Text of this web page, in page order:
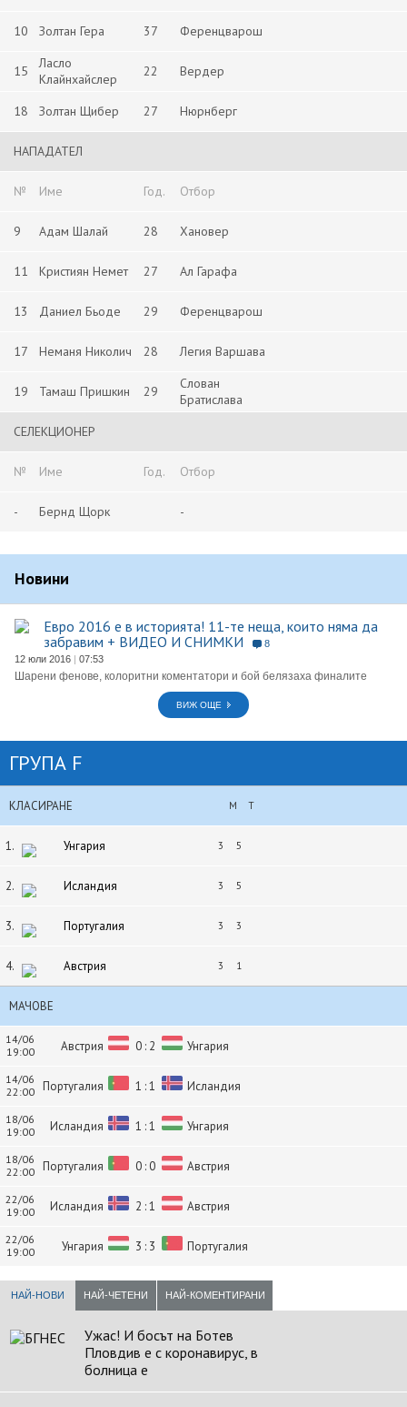
10 Золтан Гера 37 Ференцварош
15
Ласло
Клайнхайслер
22 Вердер
18 Золтан Щибер 27 Нюрнберг
НАПАДАТЕЛ
№ Име Год. Отбор
9 Адам Шалай 28 Хановер
11 Кристиян Немет 27 Ал Гарафа
13 Даниел Бьоде 29 Ференцварош
17 Неманя Николич 28 Легия Варшава
19 Тамаш Пришкин 29
Слован
Братислава
СЕЛЕКЦИОНЕР
№ Име Год. Отбор
- Бернд Щорк -
Новини
Евро 2016 е в историята! 11-те неща, които няма да
забравим + ВИДЕО И СНИМКИ
8
12 юли 2016 | 07:53
Шарени фенове, колоритни коментатори и бой белязаха финалите
ВИЖ ОЩЕ
ГРУПА F
КЛАСИРАНЕ М Т
1. Унгария 3 5
2. Исландия 3 5
3. Португалия 3 3
4. Австрия 3 1
МАЧОВЕ
14/06
19:00
Австрия 0 : 2 Унгария
14/06
22:00
Португалия 1 : 1 Исландия
18/06
19:00
Исландия 1 : 1 Унгария
18/06
22:00
Португалия 0 : 0 Австрия
22/06
19:00
Исландия 2 : 1 Австрия
22/06
19:00
Унгария 3 : 3 Португалия
НАЙ-НОВИ НАЙ-ЧЕТЕНИ НАЙ-КОМЕНТИРАНИ
Ужас! И босът на Ботев
Пловдив е с коронавирус, в
болница е